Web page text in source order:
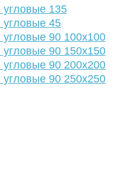
угловые 135
угловые 45
90 100х100
90 150х150
90 200х200
90 250х250